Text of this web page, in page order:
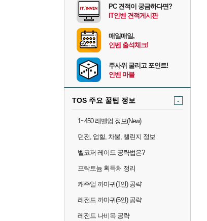
PC 견적이 궁금하다면?
IT인벤 견적게시판
매일매일,
인벤 출석체크!
주사위 굴리고 포인트!
인벤 마블
TOS 주요 꿀팁 정보 -
1~450 레벨업 정보(New)
던전, 업힐, 차붕, 챌린지 정보
벨코퍼 레이드 공략법은?
프락토늄 획득처 정리
캐주얼 까마귀(1인) 공략
레전드 까마귀(5인) 공략
레전드 나비목 공략